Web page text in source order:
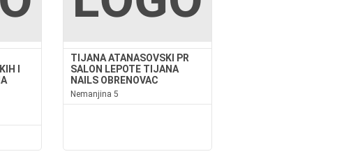
I
TIJANA ATANASOVSKI PR
SALON LEPOTE TIJANA
NAILS OBRENOVAC
Nemanjina 5